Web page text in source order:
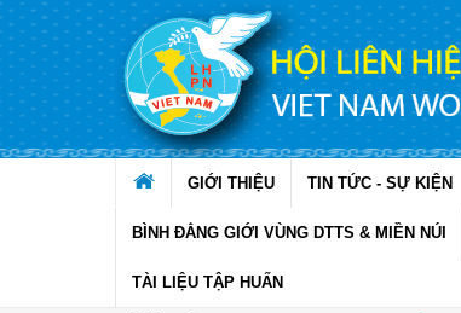
Truy cập nội dung luôn
GIỚI THIỆU TIN TỨC - SỰ KIỆN
BÌNH ĐẲNG GIỚI VÙNG DTTS & MIỀN NÚI
TÀI LIỆU TẬP HUẤN